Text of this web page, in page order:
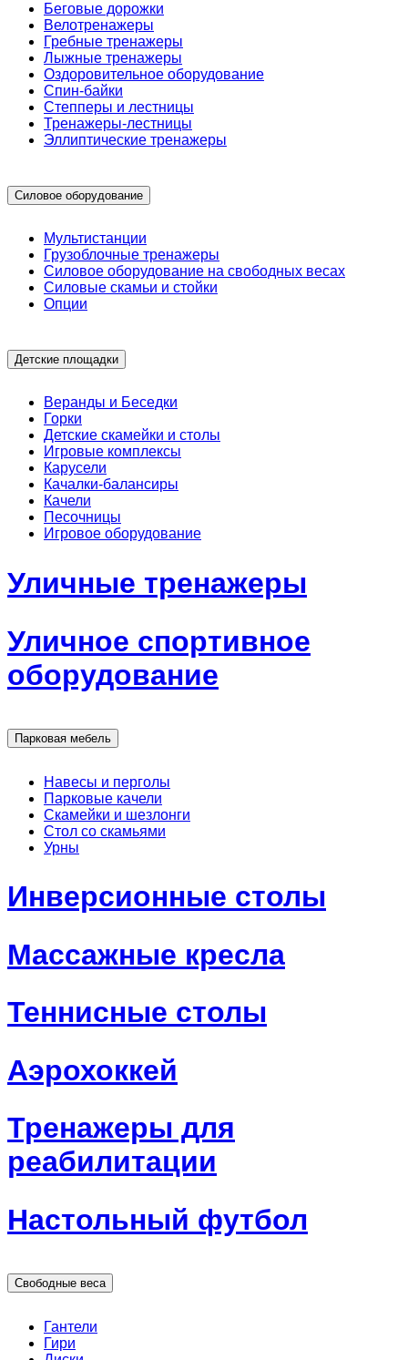
Беговые дорожки
Велотренажеры
Гребные тренажеры
Лыжные тренажеры
Оздоровительное оборудование
Спин-байки
Степперы и лестницы
Тренажеры-лестницы
Эллиптические тренажеры
Силовое оборудование
Мультистанции
Грузоблочные тренажеры
Силовое оборудование на свободных весах
Силовые скамьи и стойки
Опции
Детские площадки
Веранды и Беседки
Горки
Детские скамейки и столы
Игровые комплексы
Карусели
Качалки-балансиры
Качели
Песочницы
Игровое оборудование
Уличные тренажеры
Уличное спортивное
оборудование
Парковая мебель
Навесы и перголы
Парковые качели
Скамейки и шезлонги
Стол со скамьями
Урны
Инверсионные столы
Массажные кресла
Теннисные столы
Аэрохоккей
Тренажеры для
реабилитации
Настольный футбол
Свободные веса
Гантели
Гири